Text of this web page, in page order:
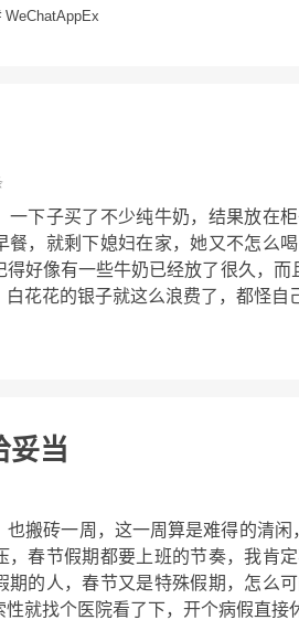
WeChatAppEx
一下子买了不少纯牛奶，结果放在
餐，就剩下媳妇在家，她又不怎么
好像有一些牛奶已经放了很久，而
花花的银子就这么浪费了，都怪自
妥当
也搬砖一周，这一周算是难得的清
，春节假期都要上班的节奏，我肯
期的人，春节又是特殊假期，怎么
性就找个医院看了下，开个病假直接